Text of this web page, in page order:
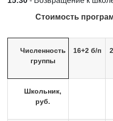
Стоимость
Численность
группы
16+2 б/п
Школьник,
руб.